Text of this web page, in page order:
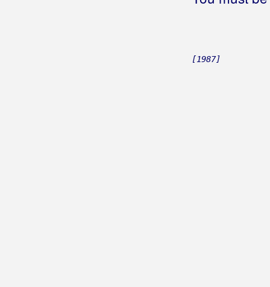
[1987]